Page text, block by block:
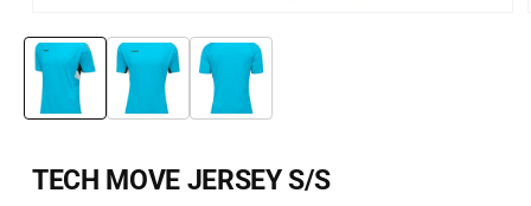
mediet
1
i
modalfönster
TECH MOVE JERSEY S/S